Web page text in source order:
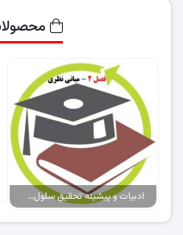
ادبیات و پیشینه تحقیق سلول‌های خورشیدی پروسکایتی